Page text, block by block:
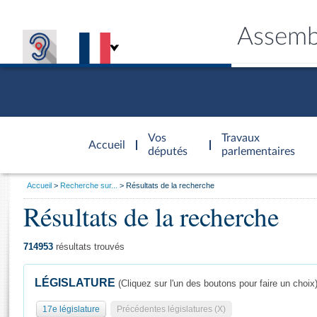
Accueil
d'accueil
Vos
députés
Travaux
parlementaires
Général
Vous
Accueil Recherche sur... Résultats de la recherche
Résultats de la recherche
714953 résultats trouvés
LÉGISLATURE (Cliquez sur l'un des boutons pour faire un choix)
17e législature Précédentes législatures (X)